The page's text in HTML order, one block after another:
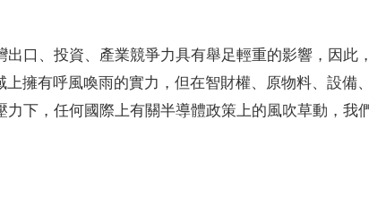
口、投資、產業競爭力具有舉足輕重的影響，因此
擁有呼風喚雨的實力，但在智財權、原物料、設備
下，任何國際上有關半導體政策上的風吹草動，我